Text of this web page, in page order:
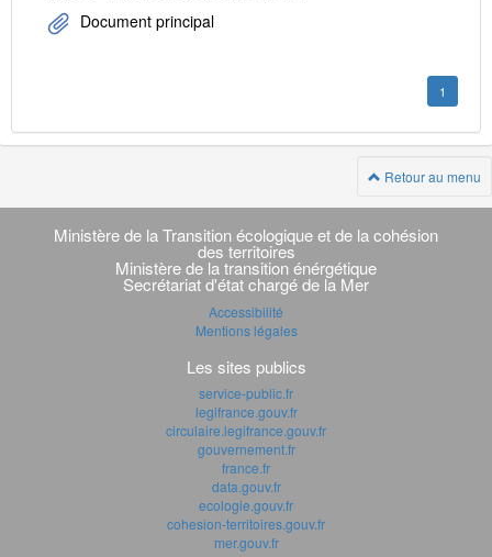
Document principal
1
Retour au menu
Navigation
transverse
Ministère de la Transition écologique et de la cohésion
des territoires
Ministère de la transition énérgétique
Secrétariat d'état chargé de la Mer
Accessibilité
Mentions légales
Les sites publics
service-public.fr
legifrance.gouv.fr
circulaire.legifrance.gouv.fr
gouvernement.fr
france.fr
data.gouv.fr
ecologie.gouv.fr
cohesion-territoires.gouv.fr
mer.gouv.fr